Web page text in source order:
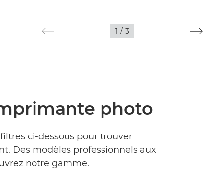
1 / 3
photo
ci-dessous pour trouver
Des modèles professionnels aux
notre gamme.